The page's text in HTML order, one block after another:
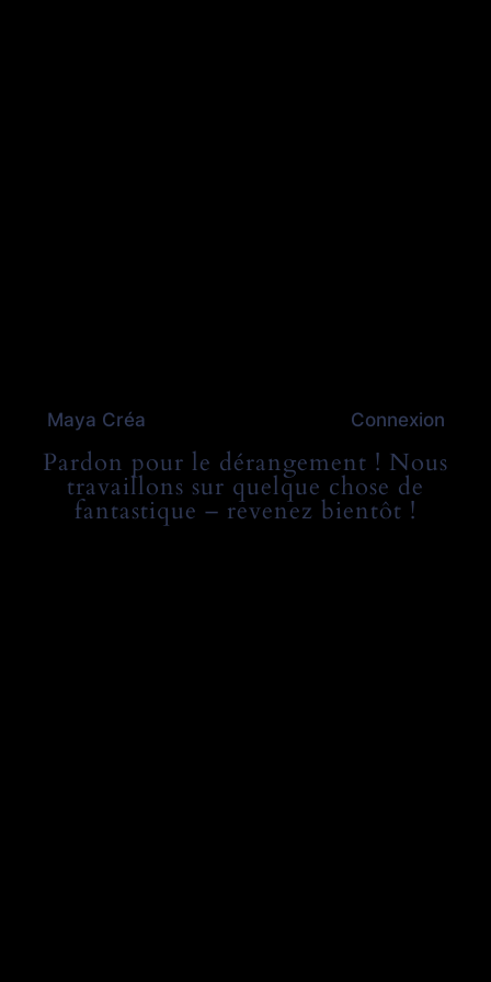
Maya Créa Connexion
Pardon pour le dérangement ! Nous
travaillons sur quelque chose de
fantastique – revenez bientôt !